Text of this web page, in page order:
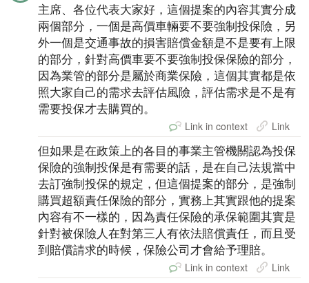
主席、各位代表大家好，這個提案的內容其實分成
兩個部分，一個是高價車輛要不要強制投保險，另
外一個是交通事故的損害賠償金額是不是要有上限
的部分，針對高價車要不要強制投保保險的部分，
因為業管的部分是屬於商業保險，這個其實都是依
照大家自己的需求去評估風險，評估需求是不是有
需要投保才去購買的。
Link in context Link
但如果是在政策上的各目的事業主管機關認為投保
保險的強制投保是有需要的話，是在自己法規當中
去訂強制投保的規定，但這個提案的部分，是強制
購買超額責任保險的部分，實務上其實跟他的提案
內容有不一樣的，因為責任保險的承保範圍其實是
針對被保險人在對第三人有依法賠償責任，而且受
到賠償請求的時候，保險公司才會給予理賠。
Link in context Link